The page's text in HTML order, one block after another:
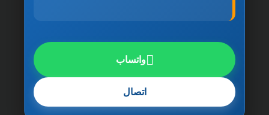
تركيب سيراميك في عجمان 0501270935
ضمان مدى الحياة من أهم الجهات المتخصصة
في أعمال التشطيب الداخلي والخارجي، حيث
يُعتبر السيراميك من أكثر الخامات استخدامًا في
المنازل والفلل والشقق والمباني التجارية نظرًا
واتساب
اتصال